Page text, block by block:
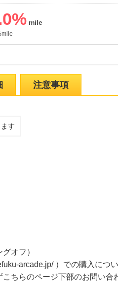
%
注意事項
す
オフ）
arcade.jp/ ）での購入につ
ちらのページ下部のお問い合